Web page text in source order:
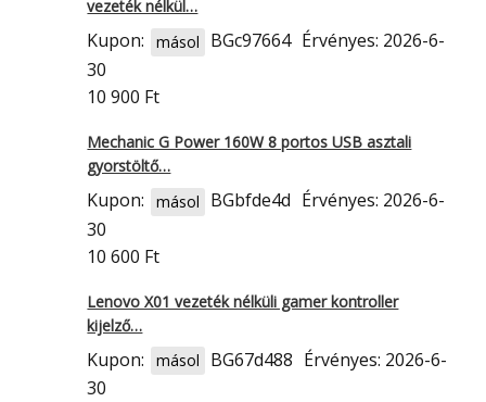
vezeték nélkül…
Kupon: másol BGc97664 Érvényes: 2026-6-
30
10 900 Ft
Mechanic G Power 160W 8 portos USB asztali
gyorstöltő…
Kupon: másol BGbfde4d Érvényes: 2026-6-
30
10 600 Ft
Lenovo X01 vezeték nélküli gamer kontroller
kijelző…
Kupon: másol BG67d488 Érvényes: 2026-6-
30